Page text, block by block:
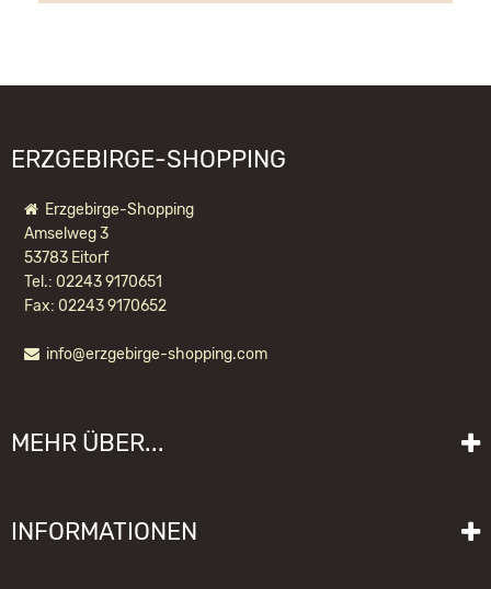
ERZGEBIRGE-SHOPPING
Erzgebirge-Shopping
Amselweg 3
53783 Eitorf
Tel.: 02243 9170651
Fax: 02243 9170652
info@erzgebirge-shopping.com
MEHR ÜBER...
Lieferzeit
INFORMATIONEN